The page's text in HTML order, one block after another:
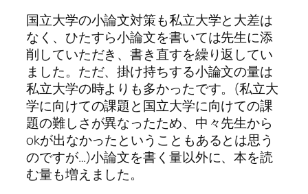
国立大学の小論文対策も私立大学と大差は
なく、ひたすら小論文を書いては先生に添
削していただき、書き直すを繰り返してい
ました。ただ、掛け持ちする小論文の量は
私立大学の時よりも多かったです。(私立大
学に向けての課題と国立大学に向けての課
題の難しさが異なったため、中々先生から
okが出なかったということもあるとは思う
のですが…)小論文を書く量以外に、本を読
む量も増えました。